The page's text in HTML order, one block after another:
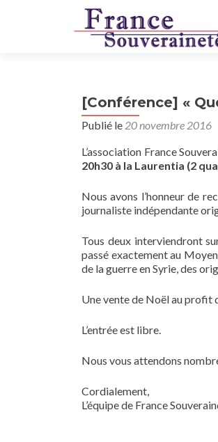
[Conférence] «
Publié le 20 novembre 2016
L’association France
20h30 à la Laurentia (2
Nous avons l’honneur de
journaliste indépendante
Tous deux interviendront
passé exactement au
de la guerre en Syrie, des
Une vente de Noël au profit
L’entrée est libre.
Nous vous attendons
Cordialement,
L’équipe de France